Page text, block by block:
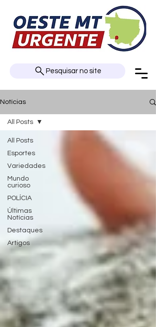
Pesquisar no site
Notícias
All Posts
Esportes
Variedades
Mundo
curioso
POLÍCIA
Últimas
Notícias
Destaques
Artigos
All Posts